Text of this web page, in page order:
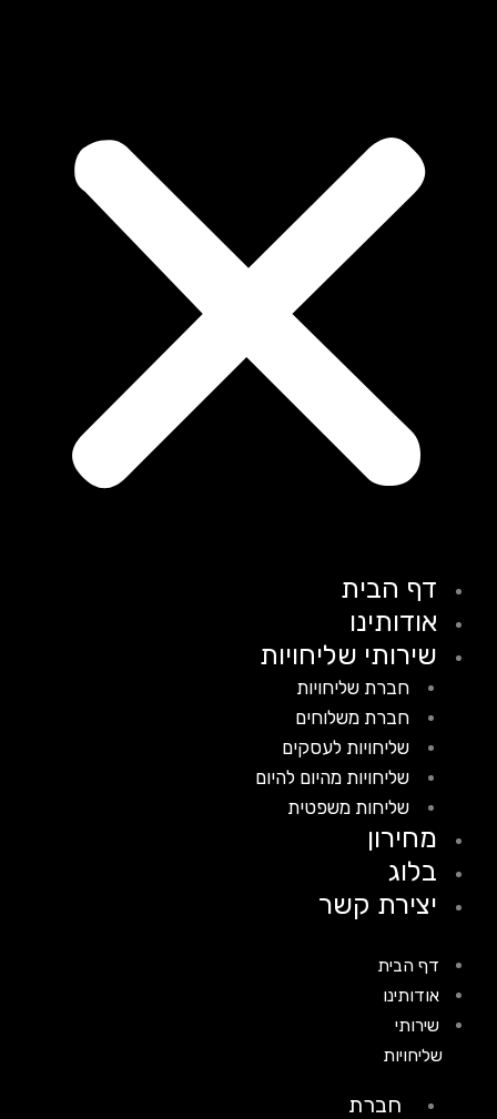
דף הבית
אודותינו
שירותי שליחויות
חברת שליחויות
חברת משלוחים
שליחויות לעסקים
שליחויות מהיום להיום
שליחות משפטית
מחירון
בלוג
יצירת קשר
דף הבית
אודותינו
שירותי
שליחויות
חברת